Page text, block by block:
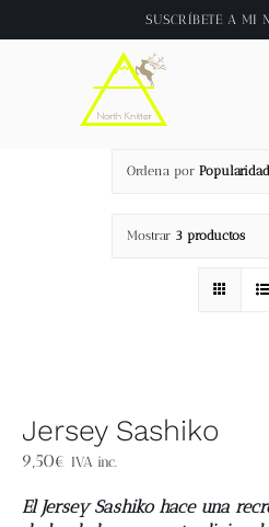
al
SUSCRÍBETE A MI
Inicio
About
Tienda
Ordena por Popularidad
Mostrar 3 productos
Jersey Sashiko
9,50€ IVA inc.
El Jersey Sashiko hace una